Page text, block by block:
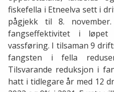
fiskefella i Etneelva sett i
pågjekk til 8.
fangseffektivitet i
vassføring. I tilsaman 9
fangsten i fella
Tilsvarande reduksjon i
hatt i tidlegare år med 12